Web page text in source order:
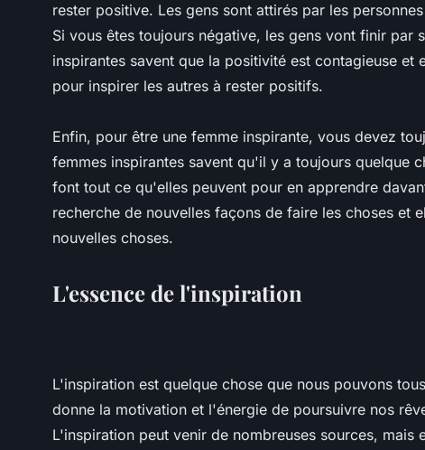
rester positive. Les gens sont attirés par les
Si vous êtes toujours négative, les gens vont finir par
inspirantes savent que la positivité est contagieuse
pour inspirer les autres à rester positifs.
Enfin, pour être une femme inspirante, vous devez
femmes inspirantes savent qu'il y a toujours quelque
font tout ce qu'elles peuvent pour en apprendre
recherche de nouvelles façons de faire les choses et
nouvelles choses.
L'essence de l'inspiration
L'inspiration est quelque chose que nous pouvons
donne la motivation et l'énergie de poursuivre nos
L'inspiration peut venir de nombreuses sources, mais